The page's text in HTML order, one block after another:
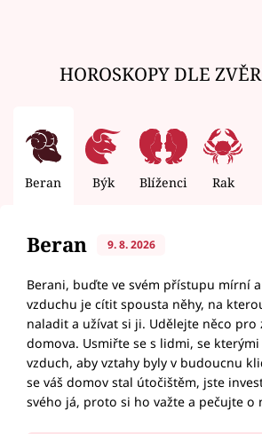
HOROSKOPY DLE
Beran Býk Blíženci Rak
Beran 9. 8. 2026
Berani, buďte ve svém přístupu mírní
vzduchu je cítit spousta něhy, na
naladit a užívat si ji. Udělejte něco pro
domova. Usmiřte se s lidmi, se
vzduch, aby vztahy byly v budoucnu
se váš domov stal útočištěm, jste
svého já, proto si ho važte a pečujte o